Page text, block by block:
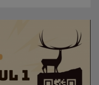
Sport transmite